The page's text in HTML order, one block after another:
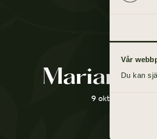
Vår
Du kan
Marianne
9 oktober 1943 -